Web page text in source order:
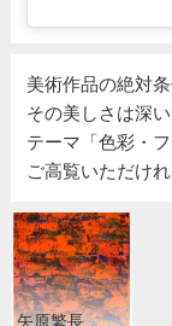
美術作品の絶対
その美しさは深
テーマ「色彩・
ご高覧いただけれ
矢原繁長